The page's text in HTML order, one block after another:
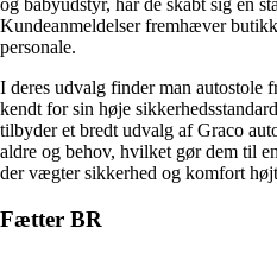
og babyudstyr, har de skabt sig en
Kundeanmeldelser fremhæver
personale.
I deres udvalg finder man autostole
kendt for sin høje
tilbyder et bredt udvalg af Graco
aldre og behov, hvilket gør dem til
der vægter sikkerhed og komfort
Fætter BR